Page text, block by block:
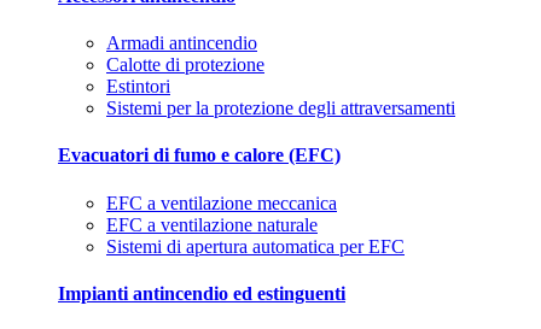
Armadi antincendio
Calotte di protezione
Estintori
Sistemi per la protezione degli attraversamenti
Evacuatori di fumo e calore (EFC)
EFC a ventilazione meccanica
EFC a ventilazione naturale
Sistemi di apertura automatica per EFC
Impianti antincendio ed estinguenti